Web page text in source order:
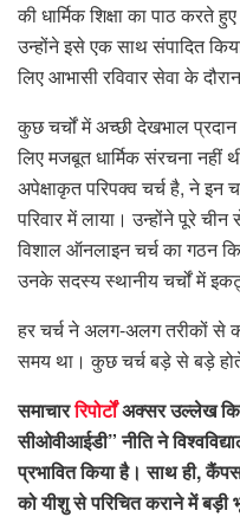
की धार्मिक शिक्षा का पाठ करते
उन्होंने इसे एक साथ संपादित
लिए आभासी रविवार सेवा के
कुछ चर्चों में अच्छी देखभाल
लिए मजबूत धार्मिक संरचना नहीं
अपेक्षाकृत परिपक्व चर्च है, ने इन
परिवार में लाया। उन्होंने पूरे
विशाल ऑनलाइन चर्च का गठन
उनके सदस्य स्थानीय चर्चों में
हर चर्च ने अलग-अलग तरीकों से
समय था। कुछ चर्च बड़े से बड़े
समाचाररिपोर्टोंअक्सर उल्लेख
सीओवीआईडी” नीति ने
प्रभावित किया है। साथ ही,
को यीशु से परिचित कराने में बड़ी